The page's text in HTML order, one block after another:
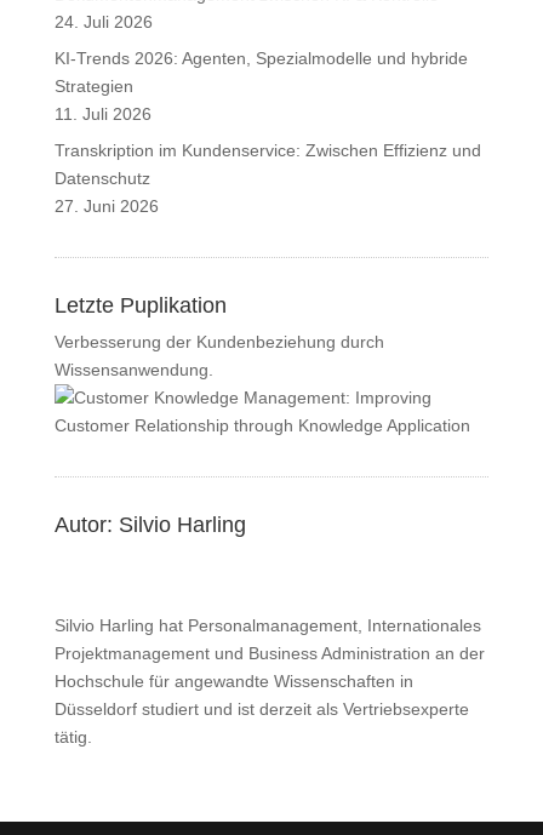
24. Juli 2026
KI-Trends 2026: Agenten, Spezialmodelle und hybride
Strategien
11. Juli 2026
Transkription im Kundenservice: Zwischen Effizienz und
Datenschutz
27. Juni 2026
Letzte Puplikation
Verbesserung der Kundenbeziehung durch
Wissensanwendung.
Autor: Silvio Harling
Silvio Harling hat Personalmanagement, Internationales
Projektmanagement und Business Administration an der
Hochschule für angewandte Wissenschaften in
Düsseldorf studiert und ist derzeit als Vertriebsexperte
tätig.